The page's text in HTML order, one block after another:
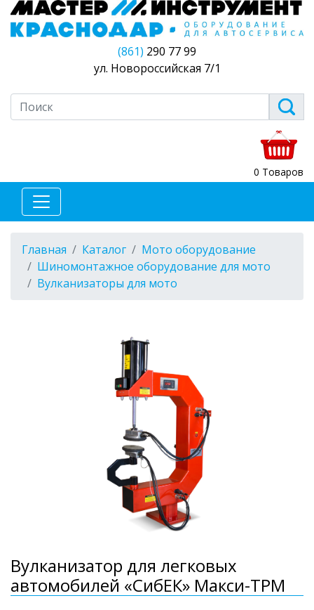
(861) 290 77 99
ул. Новороссийская 7/1
0 Товаров
Главная Каталог
Мото оборудование
Шиномонтажное оборудование для мото
Вулканизаторы для мото
Вулканизатор для легковых
автомобилей «СибЕК» Макси-ТРМ